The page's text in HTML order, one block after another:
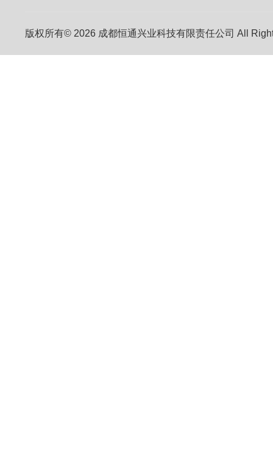
版权所有© 2026 成都恒通兴业科技有限责任公司 All